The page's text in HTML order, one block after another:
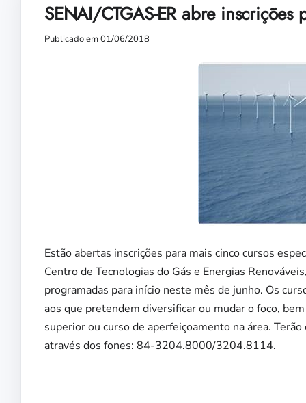
SENAI/CTGAS-ER abre
Publicado em 01/06/2018
Estão abertas inscrições para mais cinco cursos
Centro de Tecnologias do Gás e Energias
programadas para início neste mês de junho. Os
aos que pretendem diversificar ou mudar o foco,
superior ou curso de aperfeiçoamento na área.
através dos fones: 84-3204.8000/3204.8114.